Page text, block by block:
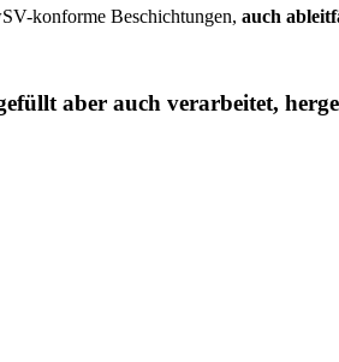
konforme Beschichtungen, auch
aber auch verarbeitet,